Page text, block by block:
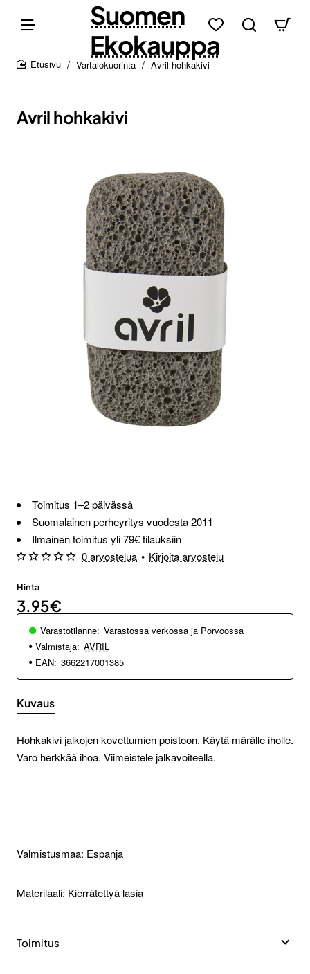
Suomen
Ekokauppa
Vartalokuorinta Avril hohkakivi
Avril hohkakivi
Toimitus 1–2 päivässä
Suomalainen perheyritys vuodesta 2011
Ilmainen toimitus yli 79€ tilauksiin
0 arvostelua • Kirjoita arvostelu
Hinta
3.95€
Varastotilanne: Varastossa verkossa ja Porvoossa
Valmistaja: AVRIL
EAN: 3662217001385
Kuvaus
Hohkakivi jalkojen kovettumien poistoon. Käytä märälle iholle.
Varo herkkää ihoa. Viimeistele jalkavoiteella.
Valmistusmaa: Espanja
Materilaali: Kierrätettyä lasia
Toimitus